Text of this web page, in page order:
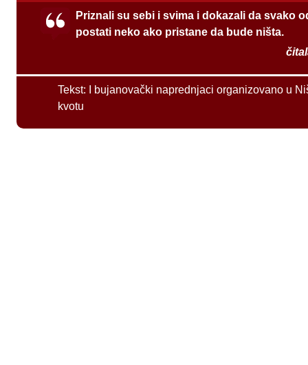
Priznali su sebi i svima i dokazali da svako
postati neko ako pristane da bude ništa.
Tekst:
I bujanovački naprednjaci organizovano u
kvotu